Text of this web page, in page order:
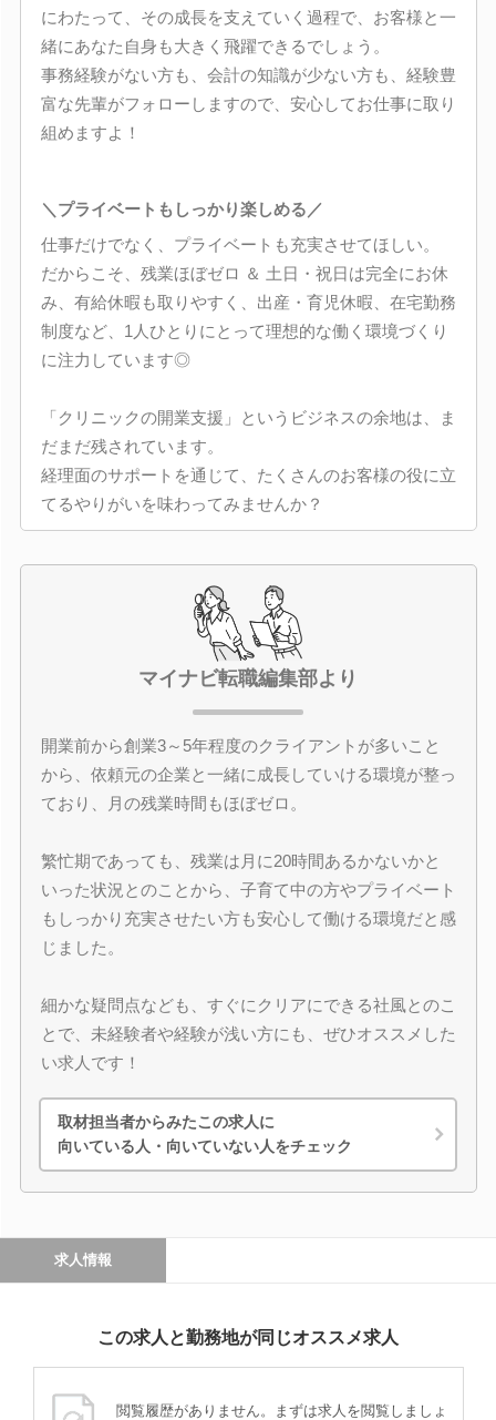
にわたって、その成長を支えていく過程で、お客様と一
緒にあなた自身も大きく飛躍できるでしょう。
事務経験がない方も、会計の知識が少ない方も、経験豊
富な先輩がフォローしますので、安心してお仕事に取り
組めますよ！
＼プライベートもしっかり楽しめる／
仕事だけでなく、プライベートも充実させてほしい。
だからこそ、残業ほぼゼロ ＆ 土日・祝日は完全にお休
み、有給休暇も取りやすく、出産・育児休暇、在宅勤務
制度など、1人ひとりにとって理想的な働く環境づくり
に注力しています◎
「クリニックの開業支援」というビジネスの余地は、ま
だまだ残されています。
経理面のサポートを通じて、たくさんのお客様の役に立
てるやりがいを味わってみませんか？
マイナビ転職編集部より
開業前から創業3～5年程度のクライアントが多いこと
から、依頼元の企業と一緒に成長していける環境が整っ
ており、月の残業時間もほぼゼロ。
繁忙期であっても、残業は月に20時間あるかないかと
いった状況とのことから、子育て中の方やプライベート
もしっかり充実させたい方も安心して働ける環境だと感
じました。
細かな疑問点なども、すぐにクリアにできる社風とのこ
とで、未経験者や経験が浅い方にも、ぜひオススメした
い求人です！
取材担当者からみたこの求人に
向いている人・向いていない人をチェック
求人情報
この求人と勤務地が同じオススメ求人
閲覧履歴がありません。まずは求人を閲覧しましょ